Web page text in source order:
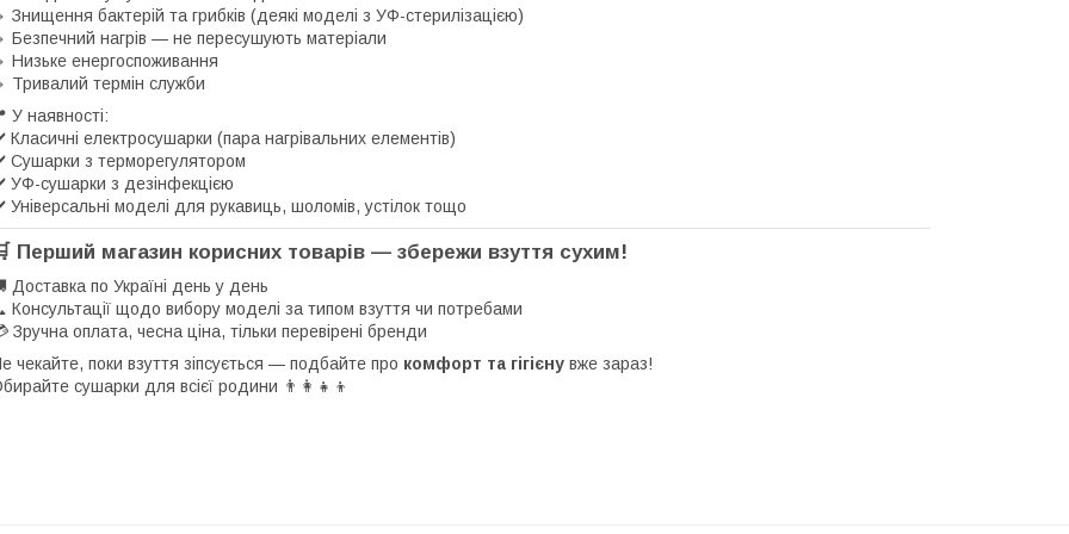
Знищення бактерій та грибків (деякі моделі з УФ-стерилізацією)
Безпечний нагрів — не пересушують матеріали
Низьке енергоспоживання
Тривалий термін служби
У наявності:
Класичні електросушарки (пара нагрівальних елементів)
Сушарки з терморегулятором
УФ-сушарки з дезінфекцією
Універсальні моделі для рукавиць, шоломів, устілок тощо
Перший магазин корисних товарів — збережи взуття сухим!
Доставка по Україні день у день
Консультації щодо вибору моделі за типом взуття чи потребами
Зручна оплата, чесна ціна, тільки перевірені бренди
чекайте, поки взуття зіпсується — подбайте про комфорт та гігієну вже зараз!
сушарки для всієї родини 👨‍👩‍👧‍👦